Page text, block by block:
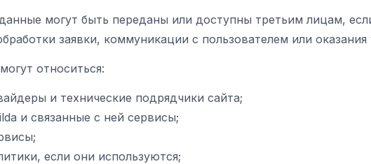
могут быть переданы или доступны третьим лицам,
заявки, коммуникации с пользователем или оказания
относиться:
и технические подрядчики сайта;
и связанные с ней сервисы;
если они используются;